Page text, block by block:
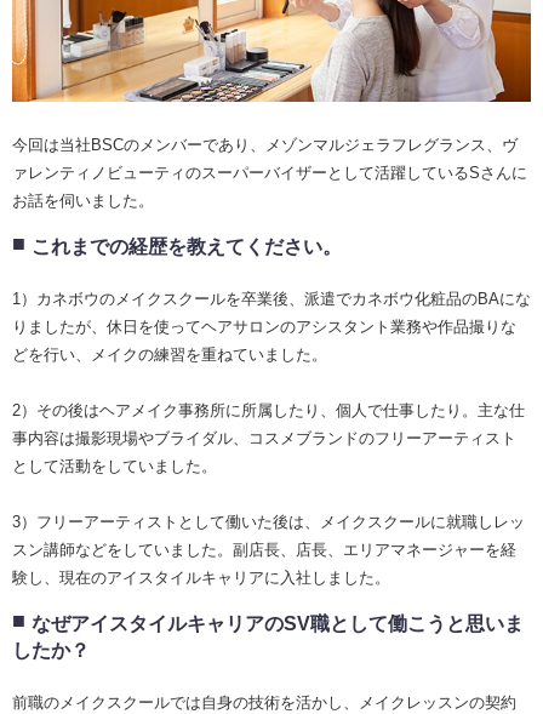
今回は当社BSCのメンバーであり、メゾンマルジェラフレグランス、ヴ
ァレンティノビューティのスーパーバイザーとして活躍しているSさんに
お話を伺いました。
これまでの経歴を教えてください。
1）カネボウのメイクスクールを卒業後、派遣でカネボウ化粧品のBAにな
りましたが、休日を使ってヘアサロンのアシスタント業務や作品撮りな
どを行い、メイクの練習を重ねていました。
2）その後はヘアメイク事務所に所属したり、個人で仕事したり。主な仕
事内容は撮影現場やブライダル、コスメブランドのフリーアーティスト
として活動をしていました。
3）フリーアーティストとして働いた後は、メイクスクールに就職しレッ
スン講師などをしていました。副店長、店長、エリアマネージャーを経
験し、現在のアイスタイルキャリアに入社しました。
なぜアイスタイルキャリアのSV職として働こうと思いま
したか？
前職のメイクスクールでは自身の技術を活かし、メイクレッスンの契約